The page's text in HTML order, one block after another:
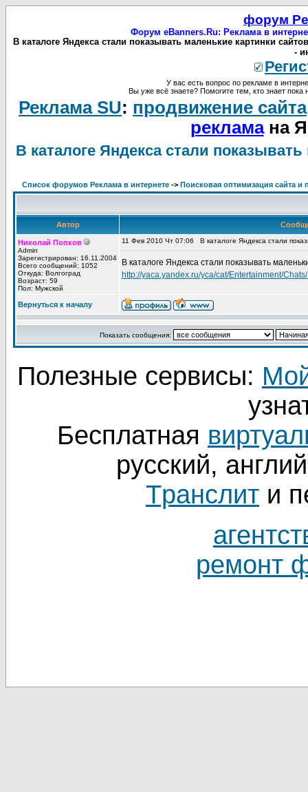
форум
Форум eBanners.Ru: Реклама в
В каталоге Яндекса стали показывать маленькие картинки
-
У вас есть вопрос по рекламе в
Вы уже всё знаете? Помогите тем, кто знает пока
Реклама SU: продвижение сайта
рекламана
В каталоге Яндекса стали
Список форумов Реклама в интернете -> Поисковая оптимизация сайта
Автор
Николай Попков
Admin
Зарегистрирован: 16.11.2004
Всего сообщений: 1052
Откуда: Волгоград
Возраст: 59
Пол: Мужской
11 Фев 2010 Чт 07:06 В каталоге Яндекса стали
В каталоге Яндекса стали показывать
http://yaca.yandex.ru/yca/cat/Entertainment/
Вернуться к началу
Показать сообщения:
Полезные сервисы:
Бесплатная
русский,
Tранслит и
ремонт